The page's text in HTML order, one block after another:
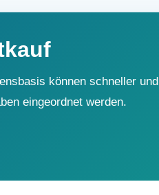
können schneller und
eingeordnet werden.